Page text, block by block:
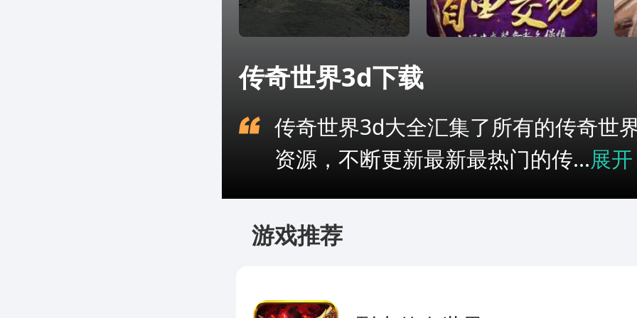
传奇世界3d下载
传奇世界3d大全汇集了所有的传奇世
资源，不断更新最新最热门的传...展开
游戏推荐